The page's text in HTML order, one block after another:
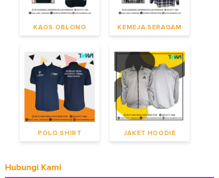
KAOS OBLONG KEMEJA SERAGAM
POLO SHIRT JAKET HOODIE
Hubungi Kami